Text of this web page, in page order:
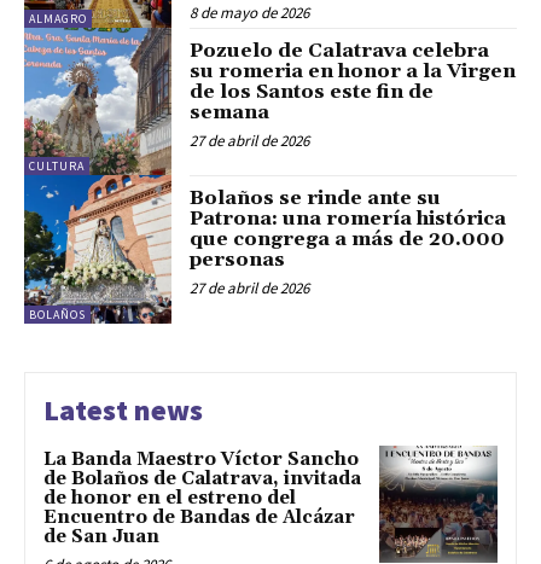
ALMAGRO 8 de mayo de 2026
CULTURA
Pozuelo de Calatrava celebra
su romeria en honor a la Virgen
de los Santos este fin de
semana
27 de abril de 2026
BOLAÑOS
Bolaños se rinde ante su
Patrona: una romería histórica
que congrega a más de 20.000
personas
27 de abril de 2026
Latest news
La Banda Maestro Víctor Sancho
de Bolaños de Calatrava, invitada
de honor en el estreno del
Encuentro de Bandas de Alcázar
de San Juan